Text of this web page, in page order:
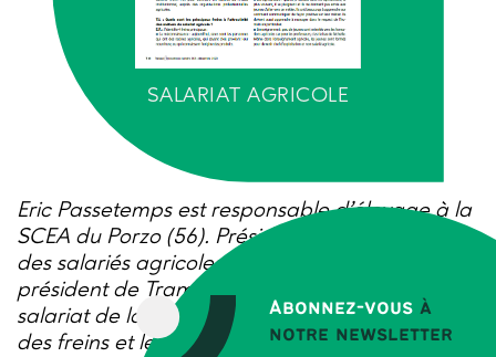
Abonnez-vous à
notre newsletter
SALARIAT AGRICOLE
Eric Passetemps est responsable d’élevage à la
SCEA du Porzo (56). Président de l’Association
des salariés agricoles de France et vice-
président de Trame, il donne sa vision du
salariat de la production agricole et analyse
des freins et leviers pour le rendre plus attractif.